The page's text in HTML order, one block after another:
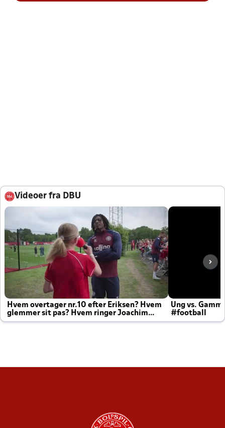
Videoer fra DBU
Hvem overtager nr.10 efter Eriksen? Hvem
glemmer sit pas? Hvem ringer Joachim
altid til efter kampe?
Ung vs.
#football